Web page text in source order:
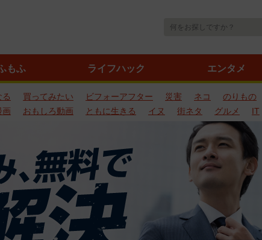
もふ ライフハック エンタメ
買ってみたい ビフォーアフター 災害 ネコ のりもの
画 おもしろ動画 ともに生きる イヌ 街ネタ グルメ IT